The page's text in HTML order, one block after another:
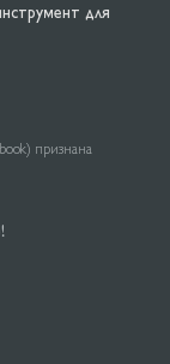
для
признана